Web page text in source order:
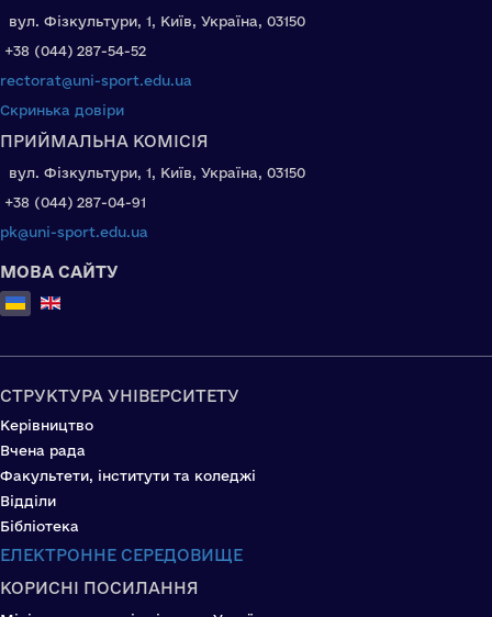
вул. Фізкультури, 1, Київ, Україна, 03150
+38 (044) 287-54-52
rectorat@uni-sport.edu.ua
Скринька довіри
ПРИЙМАЛЬНА КОМІСІЯ
вул. Фізкультури, 1, Київ, Україна, 03150
+38 (044) 287-04-91
pk@uni-sport.edu.ua
МОВА САЙТУ
Оберіть свою мову
СТРУКТУРА УНІВЕРСИТЕТУ
Керівництво
Вчена рада
Факультети, інститути та коледжі
Відділи
Бібліотека
ЕЛЕКТРОННЕ СЕРЕДОВИЩЕ
КОРИСНІ ПОСИЛАННЯ